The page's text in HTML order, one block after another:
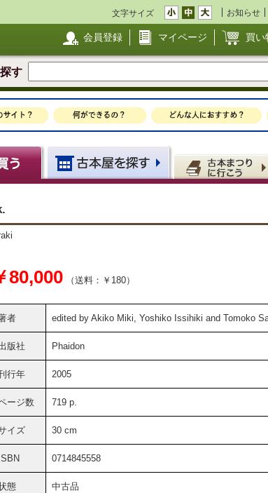
文字サイズ お知らせ
会員登録 マイページ 買い
す
80,000 （送料：￥180）
者 edited by Akiko Miki, Yoshiko Issihiki and Tomoko
版社 Phaidon
行年 2005
ージ数 719 p.
イズ 30 cm
0714845558
態 中古品